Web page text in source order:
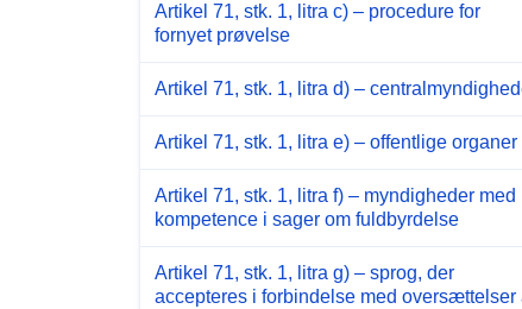
Artikel 71, stk. 1, litra c) – procedure for
fornyet prøvelse
Artikel 71, stk. 1, litra d) –
Artikel 71, stk. 1, litra e) – offentlige organer
Artikel 71, stk. 1, litra f) – myndigheder med
kompetence i sager om fuldbyrdelse
Artikel 71, stk. 1, litra g) – sprog, der
accepteres i forbindelse med oversættelser